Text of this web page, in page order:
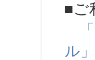
■ご
ル」